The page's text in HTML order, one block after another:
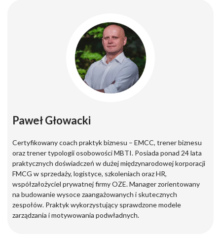
Paweł Głowacki
Certyfikowany coach praktyk biznesu – EMCC, trener biznesu
oraz trener typologii osobowości MBTI. Posiada ponad 24 lata
praktycznych doświadczeń w dużej międzynarodowej korporacji
FMCG w sprzedaży, logistyce, szkoleniach oraz HR,
współzałożyciel prywatnej firmy OZE. Manager zorientowany
na budowanie wysoce zaangażowanych i skutecznych
zespołów. Praktyk wykorzystujący sprawdzone modele
zarządzania i motywowania podwładnych.